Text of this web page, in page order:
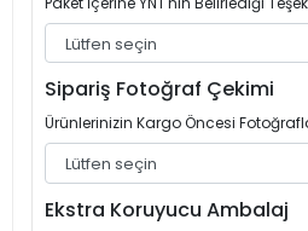
Sipariş Fotoğraf Çekimi
Ürünlerinizin Kargo Öncesi
Ekstra Koruyucu Ambalaj